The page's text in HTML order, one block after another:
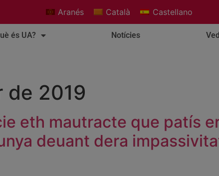
Aranés Català Castellano
és UA? Notícies
de 2019
eth mautracte que patís
deuant dera